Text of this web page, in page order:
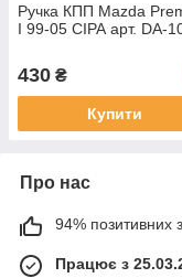
Ручка КПП Mazda
I 99-05 СІРА арт. DA-
430 ₴
Купити
Про нас
94% позитивних
Працює з